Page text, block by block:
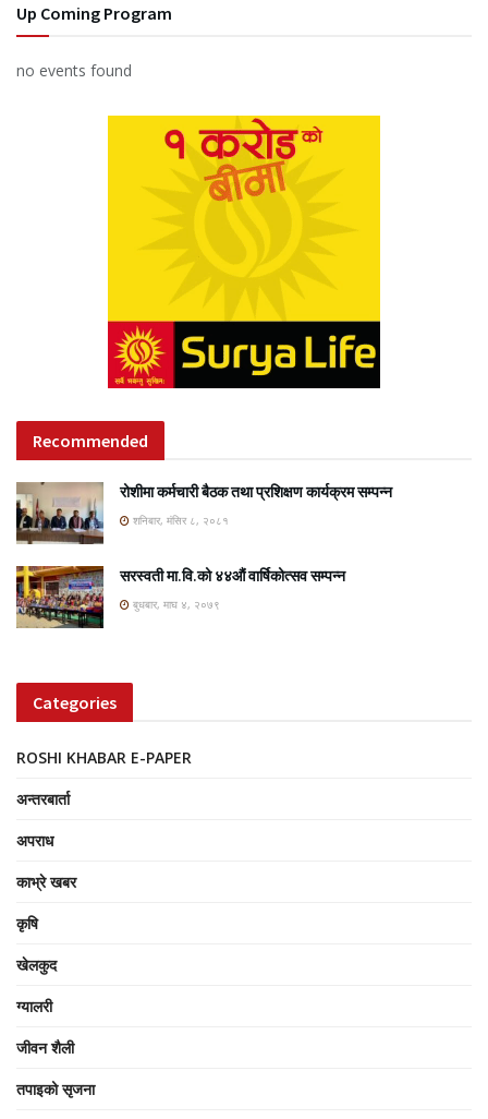
Up Coming Program
no events found
Recommended
रोशीमा कर्मचारी बैठक तथा प्रशिक्षण कार्यक्रम सम्पन्न
शनिबार, मंसिर ८, २०८१
सरस्वती मा.वि.को ४४औं वार्षिकोत्सव सम्पन्न
बुधबार, माघ ४, २०७९
Categories
ROSHI KHABAR E-PAPER
अन्तरबार्ता
अपराध
काभ्रे खबर
कृषि
खेलकुद
ग्यालरी
जीवन शैली
तपाइको सृजना